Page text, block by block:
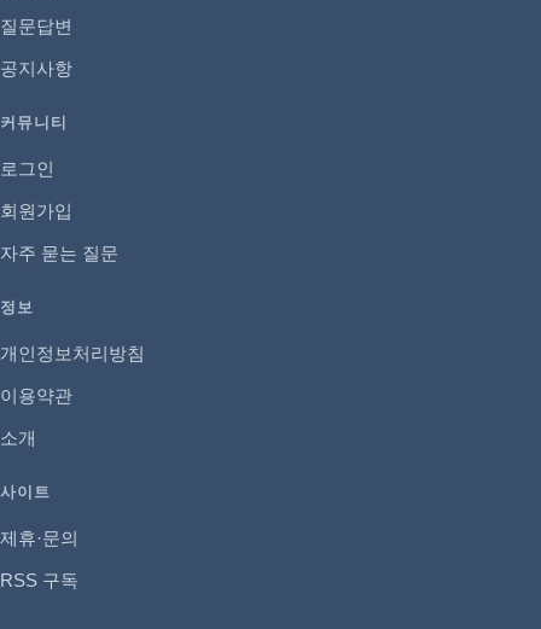
질문답변
공지사항
커뮤니티
로그인
회원가입
자주 묻는 질문
정보
개인정보처리방침
이용약관
소개
사이트
제휴·문의
RSS 구독